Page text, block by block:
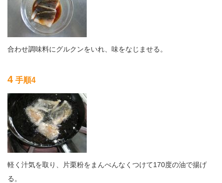
合わせ調味料にグルクンをいれ、味をなじませる。
4 手順4
軽く汁気を取り、片栗粉をまんべんなくつけて170度の油で揚げ
る。